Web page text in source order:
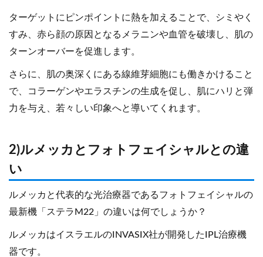
ターゲットにピンポイントに熱を加えることで、シミやく
すみ、赤ら顔の原因となるメラニンや血管を破壊し、肌の
ターンオーバーを促進します。
さらに、肌の奥深くにある線維芽細胞にも働きかけること
で、コラーゲンやエラスチンの生成を促し、肌にハリと弾
力を与え、若々しい印象へと導いてくれます。
2)ルメッカとフォトフェイシャルとの違
い
ルメッカと代表的な光治療器であるフォトフェイシャルの
最新機「ステラM22」の違いは何でしょうか？
ルメッカはイスラエルのINVASIX社が開発したIPL治療機
器です。